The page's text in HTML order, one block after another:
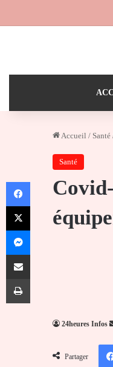
Accueil / Santé
Santé
24heures Infos
Partager
Facebook
X
Messenger
Partager par email